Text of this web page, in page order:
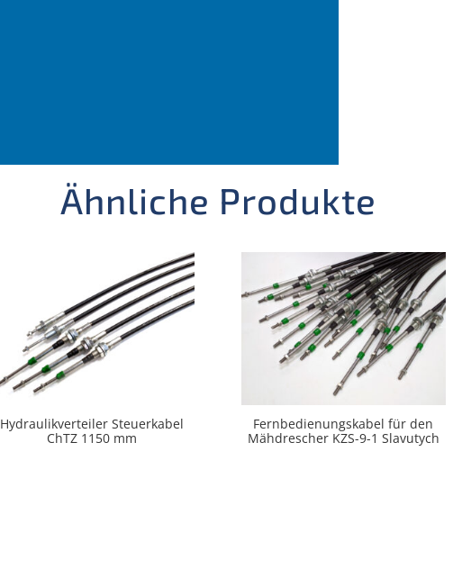
Ähnliche Produkte
Hydraulikverteiler Steuerkabel
ChTZ 1150 mm
Fernbedienungskabel für den
Mähdrescher KZS-9-1 Slavutych